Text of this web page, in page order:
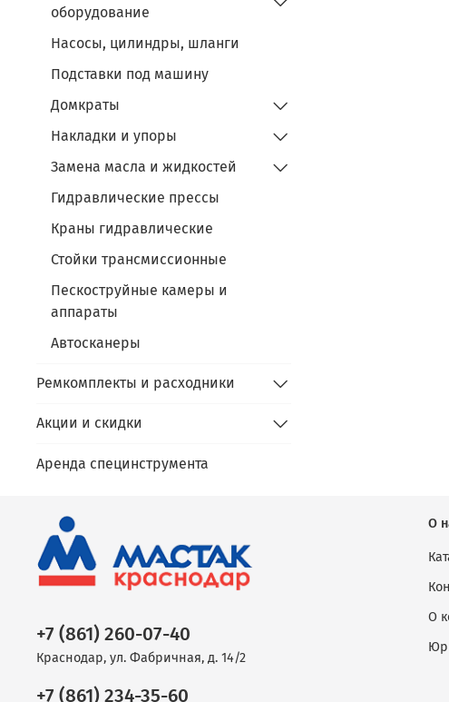
оборудование
Насосы, цилиндры, шланги
Подставки под машину
Домкраты
Накладки и упоры
Замена масла и жидкостей
Гидравлические прессы
Краны гидравлические
Стойки трансмиссионные
Пескоструйные камеры и
аппараты
Автосканеры
Ремкомплекты и расходники
Акции и скидки
Аренда специнструмента
О
О
+7 (861) 260-07-40
Краснодар, ул. Фабричная, д. 14/2
+7 (861) 234-35-60